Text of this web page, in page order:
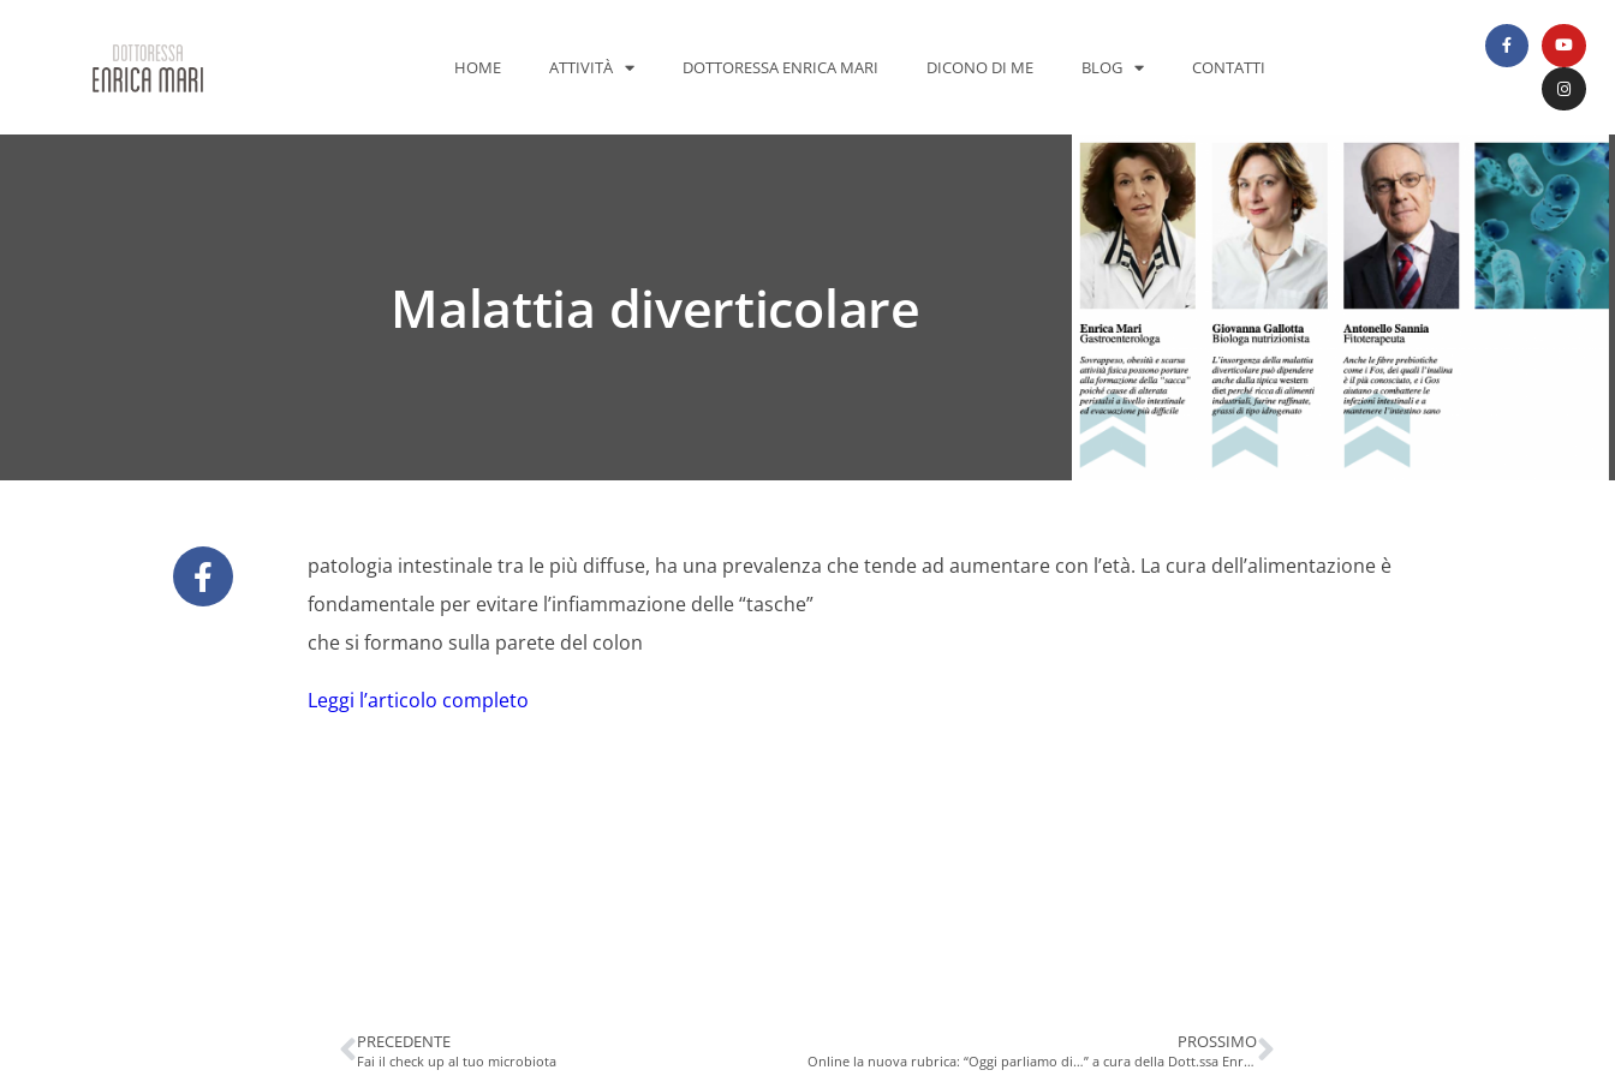
HOME ATTIVITÀ DOTTORESSA ENRICA MARI DICONO DI ME BLOG CONTATTI
Malattia diverticolare
patologia intestinale tra le più diffuse, ha una prevalenza che tende ad aumentare con l’età. La cura dell’alimentazione è
fondamentale per evitare l’infiammazione delle “tasche”
che si formano sulla parete del colon
Leggi l’articolo completo
PRECEDENTE
Fai il check up al tuo microbiota
PROSSIMO
Online la nuova rubrica: “Oggi parliamo di…” a cura della Dott.ssa Enrica Mari